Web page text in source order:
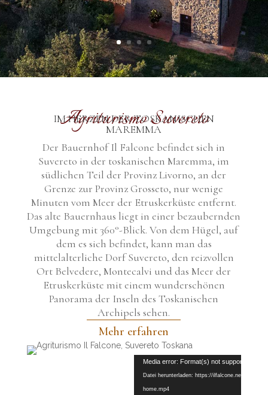
Agriturismo Suvereto
IM HERZEN DER TOSKANISCHEN
MAREMMA
Der Bauernhof Il Falcone befindet sich in
Suvereto in der toskanischen Maremma, im
südlichen Teil der Provinz Livorno, an der
Grenze zur Provinz Grosseto, nur wenige
Minuten vom Meer der Etruskerküste entfernt.
Das alte Bauernhaus liegt in einer bezaubernden
Umgebung mit 360°-Blick. Von dem Hügel, auf
dem es sich befindet, kann man das
mittelalterliche Dorf Suvereto, den reizvollen
Ort Belvedere, Montecalvi und das Meer der
Etruskerküste mit einem wunderschönen
Panorama der Inseln des Toskanischen
Archipels sehen.
Mehr erfahren
Media error: Format(s) not supported or
Datei herunterladen: https://ilfalcone.net/wp-
home.mp4